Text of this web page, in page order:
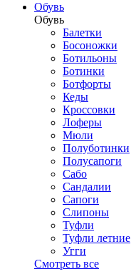
Обувь
Обувь
Балетки
Босоножки
Ботильоны
Ботинки
Ботфорты
Кеды
Кроссовки
Лоферы
Мюли
Полуботинки
Полусапоги
Сабо
Сандалии
Сапоги
Слипоны
Туфли
Туфли летние
Угги
Смотреть все